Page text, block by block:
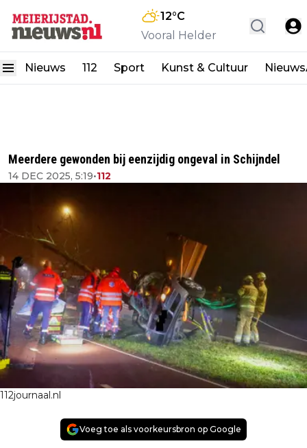
12°C
Vooral Helder
Nieuws 112 Sport Kunst & Cultuur
Meerdere gewonden bij eenzijdig ongeval in Schijndel
14 DEC 2025, 5:19•112
112journaal.nl
Voeg toe als voorkeursbron op Google